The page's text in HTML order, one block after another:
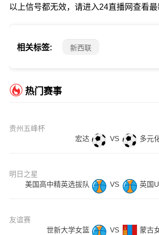
以上信号都无效，请进入24直播网查看最
相关标签: 新西联
热门赛事
贵州五峰杯
宏达
VS 多元
明日之星
美国高中精英选拔队
VS 英国
友谊赛
世新大学女篮
VS 蒙古